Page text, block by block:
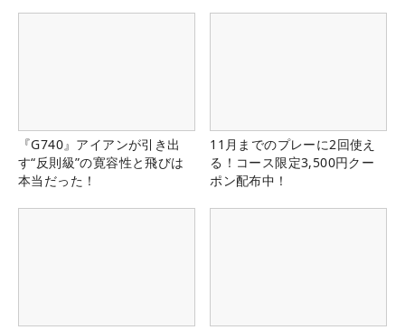
『G740』アイアンが引き出
す“反則級”の寛容性と飛びは
本当だった！
11月までのプレーに2回使え
る！コース限定3,500円クー
ポン配布中！